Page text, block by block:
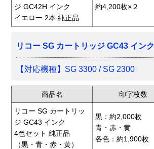
ジ GC42H インク
イエロー 2本 純正品
約4,200枚×２
リコー SG カートリッジ GC43 インク
【対応機種】SG 3300 / SG 2300
商品名 印字枚数
リコー SG カートリッ
ジ GC43 インク
4色セット 純正品
（黒・青・赤・黄）
黒：約2,000枚
青・赤・黄
各色：約1,900枚